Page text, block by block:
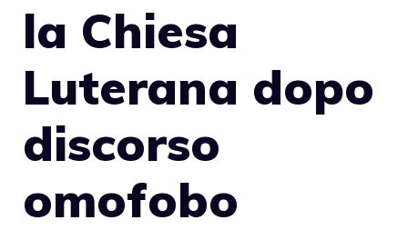
la Chiesa
Luterana dopo
discorso
omofobo